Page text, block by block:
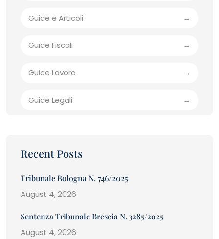
Guide e Articoli
Guide Fiscali
Guide Lavoro
Guide Legali
Recent Posts
Tribunale Bologna N. 746/2025
August 4, 2026
Sentenza Tribunale Brescia N. 3285/2025
August 4, 2026